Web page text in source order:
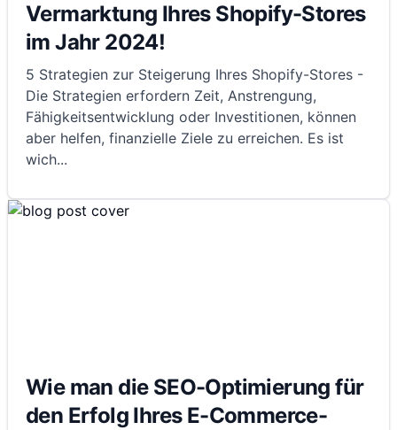
Vermarktung Ihres Shopify-Stores
im Jahr 2024!
5 Strategien zur Steigerung Ihres Shopify-Stores -
Die Strategien erfordern Zeit, Anstrengung,
Fähigkeitsentwicklung oder Investitionen, können
aber helfen, finanzielle Ziele zu erreichen. Es ist
wich...
Wie man die SEO-Optimierung für
den Erfolg Ihres E-Commerce-